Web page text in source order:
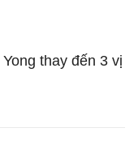
thay đến 3 vị